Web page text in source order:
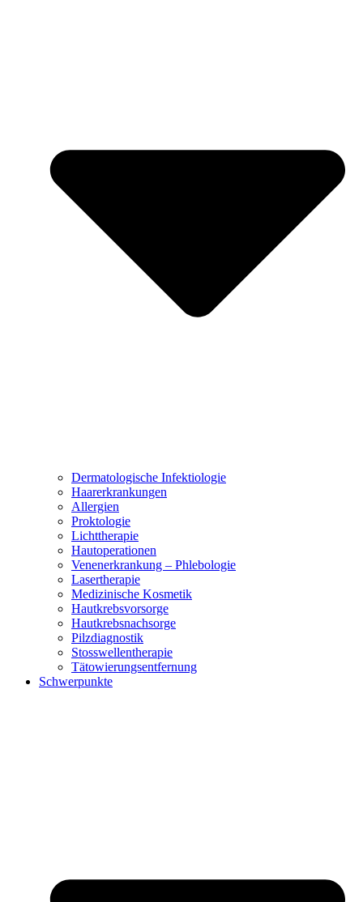
Dermatologische Infektiologie
Haarerkrankungen
Allergien
Proktologie
Lichttherapie
Hautoperationen
Venenerkrankung – Phlebologie
Lasertherapie
Medizinische Kosmetik
Hautkrebsvorsorge
Hautkrebsnachsorge
Pilzdiagnostik
Stosswellentherapie
Tätowierungsentfernung
Schwerpunkte